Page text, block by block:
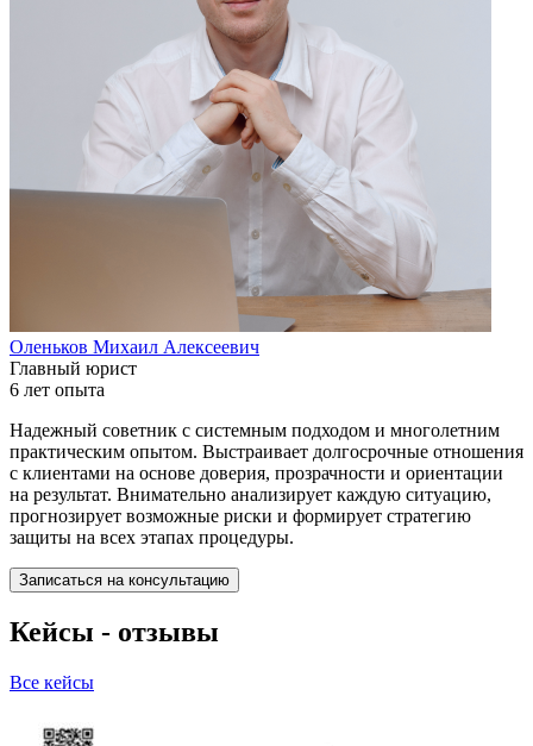
Оленьков Михаил Алексеевич
Главный юрист
6 лет опыта
Надежный советник с системным подходом и многолетним
практическим опытом. Выстраивает долгосрочные отношения
с клиентами на основе доверия, прозрачности и ориентации
на результат. Внимательно анализирует каждую ситуацию,
прогнозирует возможные риски и формирует стратегию
защиты на всех этапах процедуры.
Записаться на консультацию
Кейсы - отзывы
Все кейсы